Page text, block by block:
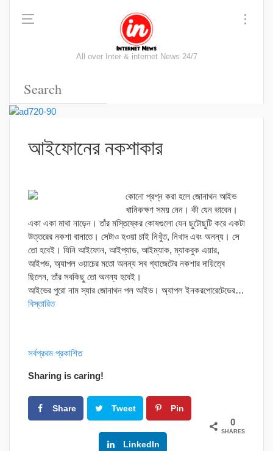
All over Inter & internet News 24/7
আইফোনের নকশাকার
কোনো প্রশ্ন করা হলে জোনাথন আইভ
খানিকক্ষণ সময় নেন। কী যেন ভাবেন।
একা একা মাথা নাড়েন। তাঁর মস্তিষ্কের কোষগুলো যেন ছুটোছুটি করে একটা
উত্তরের নকশা বানাতে। সেটাও হওয়া চাই নিখুঁত, নিখাদ এবং অনন্য। সে
তো হবেই। যিনি আইফোন, আইপ্যাড, আইম্যাক, ম্যাকবুক এয়ার,
আইপড, অ্যাপল ওয়াচের মতো অনন্য সব গ্যাজেটের নকশার দায়িত্বে
ছিলেন, তাঁর সবকিছু তো অনন্য হবেই।
আইভের পুরো নাম স্যার জোনাথন পল আইভ। অ্যাপল ইনকরপোরেটেডের…
বিস্তারিত
সর্বপ্রথম প্রকাশিত
Sharing is caring!
Share Tweet Pin
LinkedIn
0
SHARES